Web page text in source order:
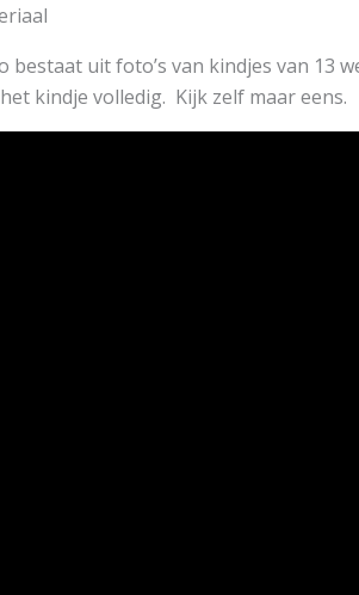
bestaat uit foto’s van kindjes van 13
kindje volledig. Kijk zelf maar eens.